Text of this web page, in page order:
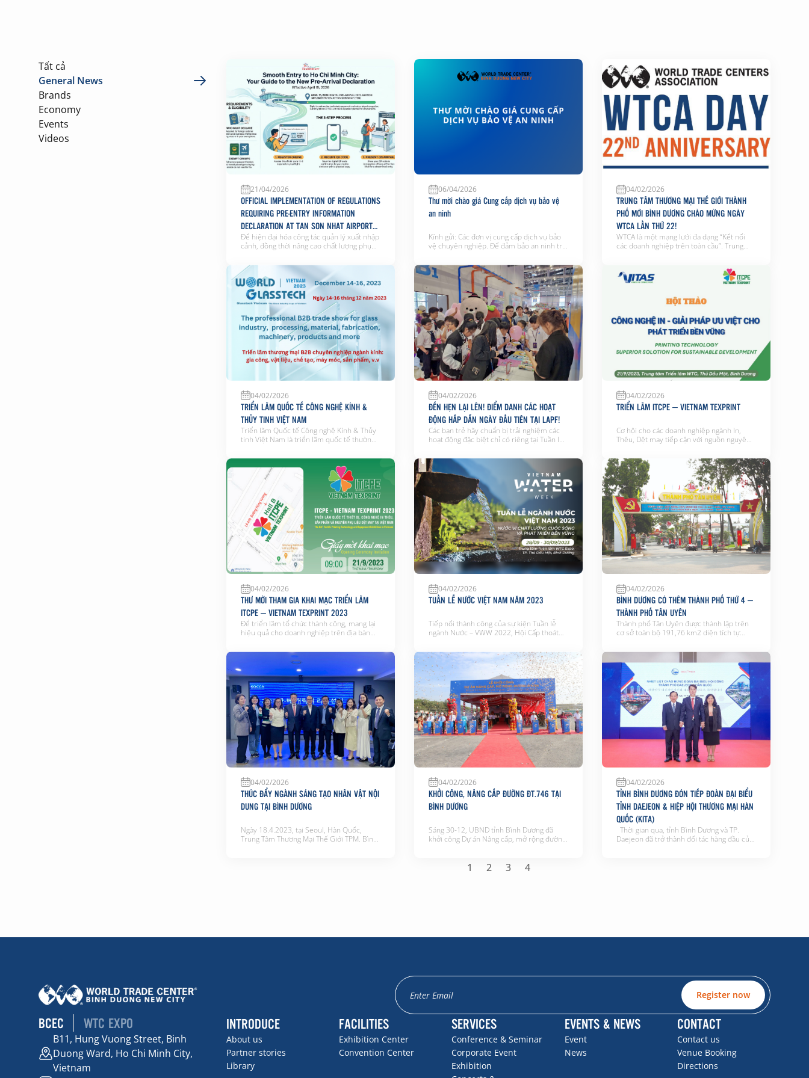
Tất cả
General News
Brands
Economy
Events
Videos
21/04/2026
OFFICIAL IMPLEMENTATION OF REGULATIONS
REQUIRING PRE-ENTRY INFORMATION
DECLARATION AT TAN SON NHAT AIRPORT
(TSN)
Để hiện đại hóa công tác quản lý xuất nhập
cảnh, đồng thời nâng cao chất lượng phục
thuận tiện và an toàn, Cục Quản lý Xuất
nhập cảnh Việt Nam chính thức áp dụng
quy định mới đối với hành khách nhập
cảnh qua Sân bay Quốc […]
06/04/2026
Thư mời chào giá Cung cấp dịch vụ bảo vệ
an ninh
Kính gửi: Các đơn vị cung cấp dịch vụ bảo
vệ chuyên nghiệp. Để đảm bảo an ninh trật
lý tại khu vực triển lãm, Công ty TNHH MTV
WTC Becamex trân trọng kính mời quý đơn
vị tham gia gửi hồ sơ chào […]
04/02/2026
TRUNG TÂM THƯƠNG MẠI THẾ GIỚI THÀNH
PHỐ MỚI BÌNH DƯƠNG CHÀO MỪNG NGÀY
WTCA LẦN THỨ 22!
WTCA là một mạng lưới đa dạng “Kết nối
các doanh nghiệp trên toàn cầu”. Trung
(12/6)! Tại WTC Bình Dương New City,
chúng tôi thúc đẩy tăng trưởng và kết nối
04/02/2026
TRIỂN LÃM QUỐC TẾ CÔNG NGHỆ KÍNH &
THỦY TINH VIỆT NAM
Triển lãm Quốc tế Công nghệ Kính & Thủy
tinh Việt Nam là triển lãm quốc tế thường
và nhôm hàng đầu tại Việt Nam sẽ được tổ
chức vào ngày 14 – 16/12/2023 tại Trung
tâm Triển Lãm Quốc Tế WTC Expo. Triển
04/02/2026
ĐẾN HẸN LẠI LÊN! ĐIỂM DANH CÁC HOẠT
ĐỘNG HẤP DẪN NGÀY ĐẦU TIÊN TẠI LAPF!
Các bạn trẻ hãy chuẩn bị trải nghiệm các
hoạt động đặc biệt chỉ có riêng tại Tuần lễ
của các bạn nhỏ khi tham gia Lễ hội Học và
Chơi 2023 và Ngày hội Nhân Vật Biểu
Tượng & Bản Quyền Việt Nam – Hàn Quốc
[…]
04/02/2026
TRIỂN LÃM ITCPE – VIETNAM TEXPRINT
Cơ hội cho các doanh nghiệp ngành In,
Thêu, Dệt may tiếp cận với nguồn nguyên
mới nhất nhằm nâng cao năng suất và gía
trị sản phẩm theo tiêu chí “Thương mại
xanh, Công nghiệp xanh”. Đây là sự kiện
chuyên ngành đầu tiên về […]
04/02/2026
THƯ MỜI THAM GIA KHAI MẠC TRIỂN LÃM
ITCPE – VIETNAM TEXPRINT 2023
Để triển lãm tổ chức thành công, mang lại
hiệu quả cho doanh nghiệp trên địa bàn
kính mời Quý doanh nghiệp, Quý khách
hàng đến dự Lễ khai mạc Triển lãm vào lúc
9:00 ngày 21/9/2023 tại Trung tâm Triển
lãm Quốc tế WTC […]
04/02/2026
TUẦN LỄ NƯỚC VIỆT NAM NĂM 2023
Tiếp nối thành công của sự kiện Tuần lễ
ngành Nước – VWW 2022, Hội Cấp thoát
ngành Nước Việt Nam – Vietnam Water
Week 2023 với chủ đề “Nước vì chất lượng
cuộc sống và phát triển bền vững” tại
Trung tâm Triển lãm quốc […]
04/02/2026
BÌNH DƯƠNG CÓ THÊM THÀNH PHỐ THỨ 4 –
THÀNH PHỐ TÂN UYÊN
Thành phố Tân Uyên được thành lập trên
cơ sở toàn bộ 191,76 km2 diện tích tự
thị xã Tân Uyên thuộc tỉnh Bình Dương, có
cơ cấu kinh tế công nghiệp – dịch vụ –
nông nghiệp với tỉ trọng tương ứng lần lượt
là […]
04/02/2026
THÚC ĐẨY NGÀNH SÁNG TẠO NHÂN VẬT NỘI
DUNG TẠI BÌNH DƯƠNG
Ngày 18.4.2023, tại Seoul, Hàn Quốc,
Trung Tâm Thương Mại Thế Giới TPM. Bình
04/02/2026
KHỞI CÔNG, NÂNG CẤP ĐƯỜNG ĐT.746 TẠI
BÌNH DƯƠNG
Sáng 30-12, UBND tỉnh Bình Dương đã
khởi công Dự án Nâng cấp, mở rộng đường
Tân Uyên). Theo Ban Quản lý dự án đầu tư
04/02/2026
TỈNH BÌNH DƯƠNG ĐÓN TIẾP ĐOÀN ĐẠI BIỂU
TỈNH DAEJEON & HIỆP HỘI THƯƠNG MẠI HÀN
QUỐC (KITA)
Thời gian qua, tỉnh Bình Dương và TP.
Daejeon đã trở thành đối tác hàng đầu của
1 2 3 4
Register now
BCEC WTC EXPO
B11, Hung Vuong Street, Binh
Duong Ward, Ho Chi Minh City,
Vietnam
INTRODUCE
About us
Partner stories
Library
FACILITIES
Exhibition Center
Convention Center
SERVICES
Conference & Seminar
Corporate Event
Exhibition
EVENTS & NEWS
Event
News
CONTACT
Contact us
Venue Booking
Directions